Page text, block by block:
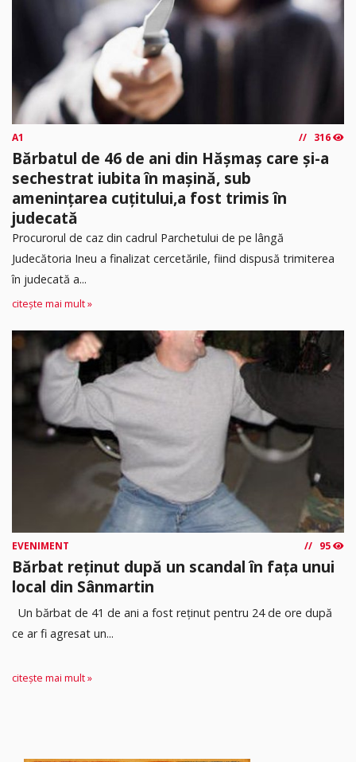
A1 316
Bărbatul de 46 de ani din Hășmaș care și-a
sechestrat iubita în mașină, sub
amenințarea cuțitului,a fost trimis în
judecată
Procurorul de caz din cadrul Parchetului de pe lângă
Judecătoria Ineu a finalizat cercetările, fiind dispusă trimiterea
în judecată a...
citește mai mult »
EVENIMENT 95
Bărbat reținut după un scandal în fața unui
local din Sânmartin
Un bărbat de 41 de ani a fost reținut pentru 24 de ore după
ce ar fi agresat un...
citește mai mult »